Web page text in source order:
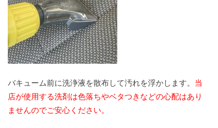
バキューム前に洗浄液を散布して汚れを浮かします。 当
店が使用する洗剤は色落ちやベタつきなどの心配はあり
ませんのでご安心ください。